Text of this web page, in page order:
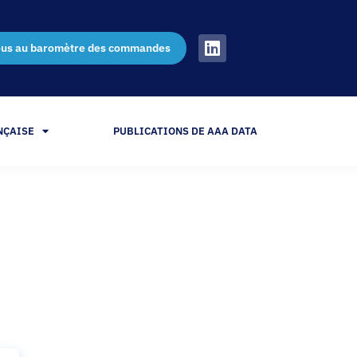
au baromètre des commandes
PUBLICATIONS DE AAA DATA